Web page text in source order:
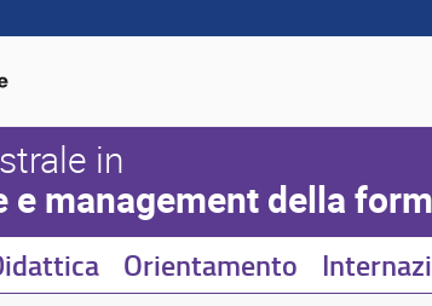
in
e management della
Orientamento